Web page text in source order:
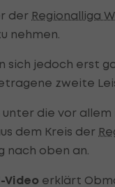
der Regionalliga
nehmen.
sich jedoch erst
zweite
die vor
dem Kreis der
nach oben an.
Video erklärt